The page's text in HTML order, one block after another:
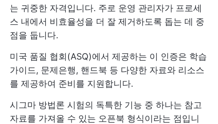
는 귀중한 자격입니다. 주로 운영 관리자가 프로세
스 내에서 비효율성을 더 잘 제거하도록 돕는 데 중
점을 둡니다.
미국 품질 협회(ASQ)에서 제공하는 이 인증은 학습
가이드, 문제은행, 핸드북 등 다양한 자료와 리소스
를 제공하여 준비를 지원합니다.
시그마 방법론 시험의 독특한 기능 중 하나는 참고
자료를 가져올 수 있는 오픈북 형식이라는 점입니